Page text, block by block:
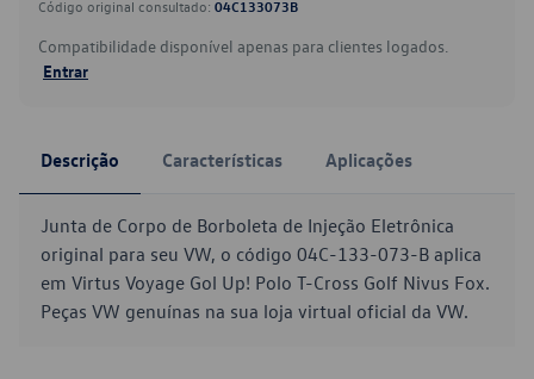
Código original consultado: 04C133073B
Compatibilidade disponível apenas para clientes logados.
Entrar
Descrição Características Aplicações
Junta de Corpo de Borboleta de Injeção Eletrônica
original para seu VW, o código 04C-133-073-B aplica
em Virtus Voyage Gol Up! Polo T-Cross Golf Nivus Fox.
Peças VW genuínas na sua loja virtual oficial da VW.